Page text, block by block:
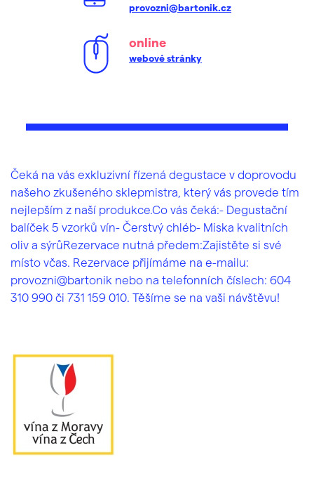
provozni@bartonik.cz
online
webové stránky
Čeká na vás exkluzivní řízená degustace v doprovodu
našeho zkušeného sklepmistra, který vás provede tím
nejlepším z naší produkce.Co vás čeká:- Degustační
balíček 5 vzorků vín- Čerstvý chléb- Miska kvalitních
oliv a sýrůRezervace nutná předem:Zajistěte si své
místo včas. Rezervace přijímáme na e-mailu:
provozni@bartonik nebo na telefonních číslech: 604
310 990 či 731 159 010. Těšíme se na vaši návštěvu!